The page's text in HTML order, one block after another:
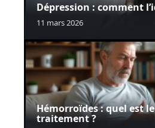
Dépression : comment
11 mars 2026
Hémorroïdes : quel est
traitement ?